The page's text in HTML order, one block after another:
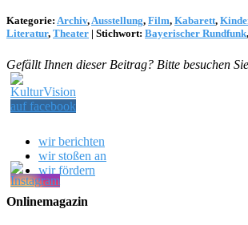
Kategorie: Archiv, Ausstellung, Film, Kabarett,
Literatur, Theater | Stichwort: Bayerischer Rundfunk,
Gefällt Ihnen dieser Beitrag? Bitte besuchen
wir berichten
wir stoßen an
wir fördern
Onlinemagazin